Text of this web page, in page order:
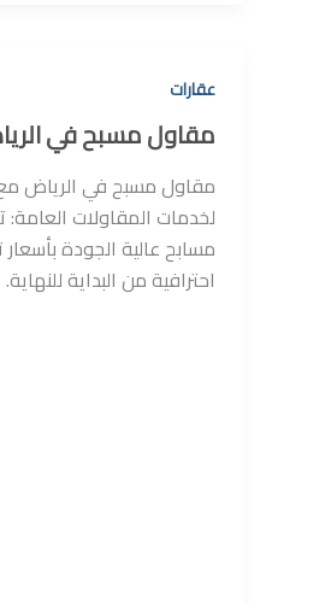
عقارات
مقاول مسبح في
مقاول مسبح في الرياض
لخدمات المقاولات العامة:
مسابح عالية الجودة
احترافية من البداية للنهاية.